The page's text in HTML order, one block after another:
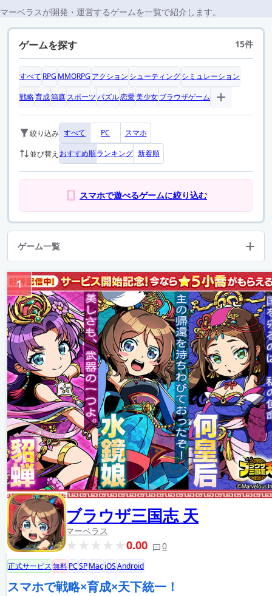
マーベラスが開発・運営するゲームを一覧で紹介します。
ゲームを探す 15件
すべて RPG MMORPG アクション シューティングシミュレーション
戦略育成箱庭 スポーツパズル恋愛美少女ブラウザゲーム
絞り込み すべて PC スマホ
並び替え おすすめ順ランキング 新着順
スマホで遊べるゲームに絞り込む
ゲーム一覧
ブラウザ三国志 天
マーベラス
0.00 0
1
正式サービス無料PCSPMaciOSAndroid
スマホで戦略×育成×天下統一！